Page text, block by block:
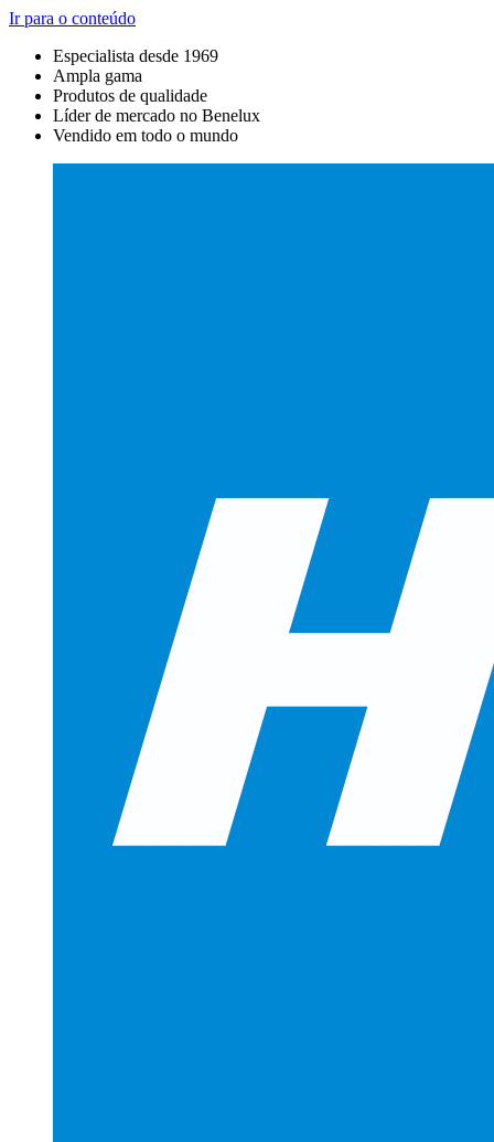
Ir para o conteúdo
Especialista desde 1969
Ampla gama
Produtos de qualidade
Líder de mercado no Benelux
Vendido em todo o mundo